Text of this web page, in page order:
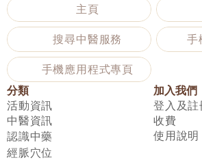
主頁
搜尋中醫服務 手
手機應用程式專頁
分類
活動資訊
中醫資訊
認識中藥
經脈穴位
加入我們
登入及註
收費
使用說明